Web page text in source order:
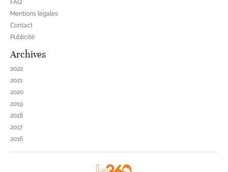
FAQ
Mentions légales
Contact
Publicité
Archives
2022
2021
2020
2019
2018
2017
2016